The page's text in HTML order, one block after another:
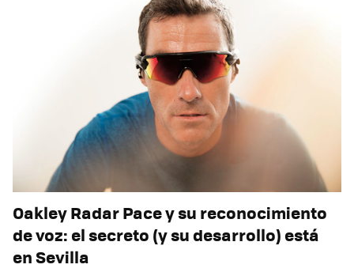
Oakley Radar Pace y su reconocimiento
de voz: el secreto (y su desarrollo) está
en Sevilla